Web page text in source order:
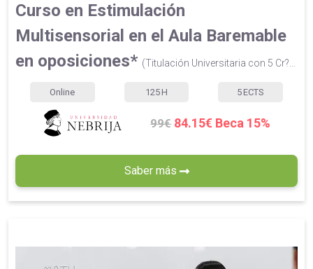
Curso en Estimulación
Multisensorial en el Aula Baremable
en oposiciones* (Titulación Universitaria con 5 Cr?...
Online 125 H 5 ECTS
99€ 84.15€ Beca 15%
Saber más